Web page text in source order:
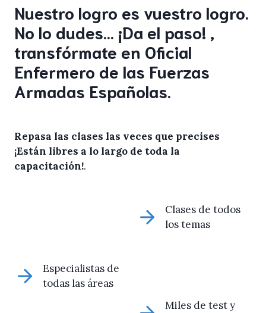
Nuestro logro es vuestro logro.
No lo dudes… ¡Da el paso! ,
transfórmate en Oficial
Enfermero de las Fuerzas
Armadas Españolas.
Repasa las clases las veces que precises
¡Están libres a lo largo de toda la
capacitación!.
Clases de todos
los temas
Especialistas de
todas las áreas
Miles de test y